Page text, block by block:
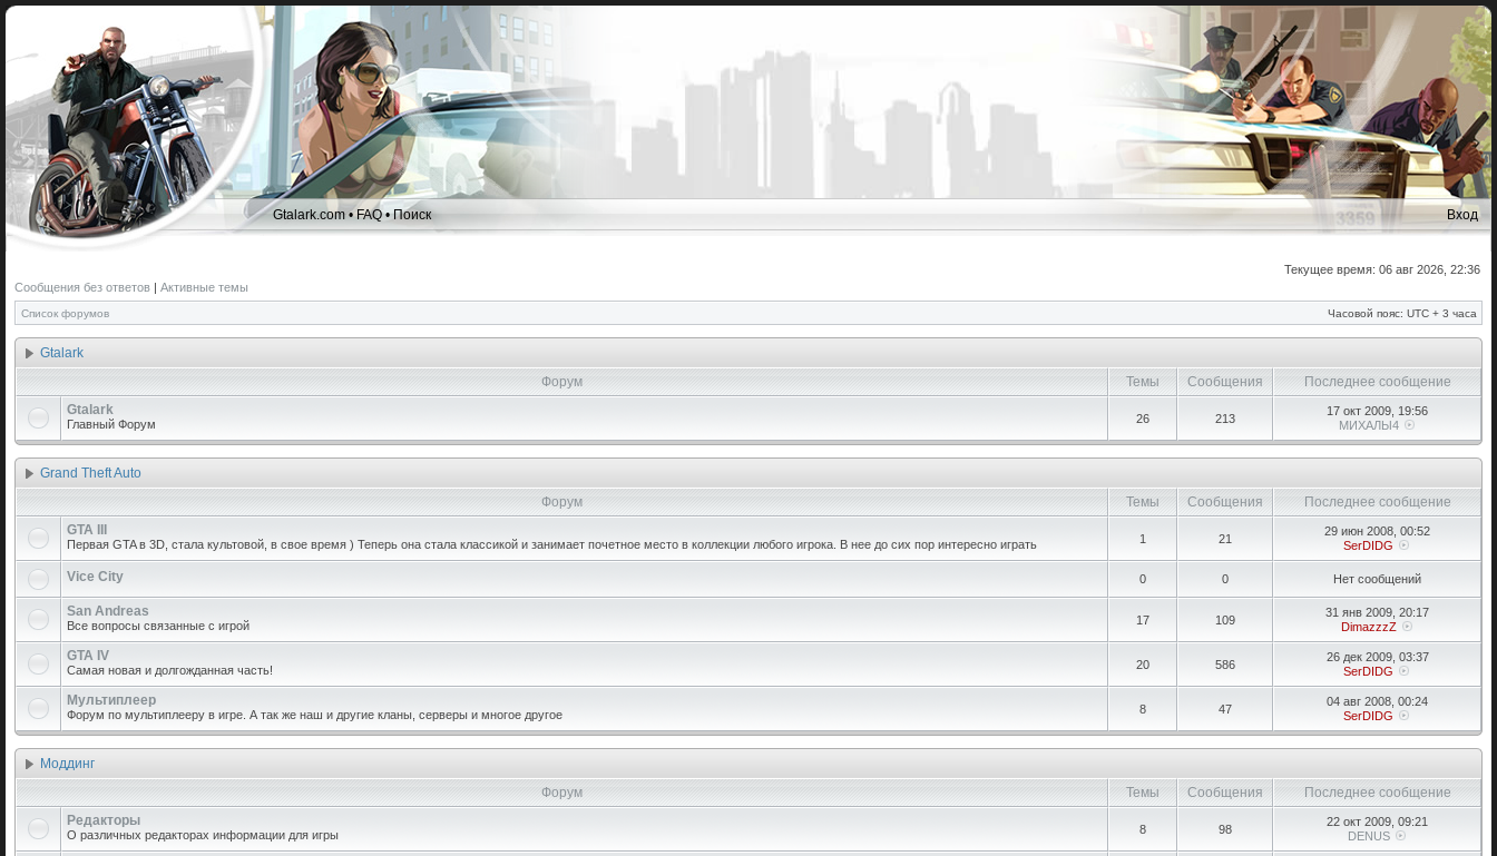
Gtalark.com •FAQ•Поиск Вход
Текущее время: 06 авг 2026, 22:36
Сообщения без ответов | Активные темы
Список форумов Часовой пояс: UTC + 3 часа
Gtalark
Форум
Темы Сообщения
Последнее сообщение
Gtalark
Главный Форум 26 213
17 окт 2009, 19:56
МИХАЛЫ4
Grand Theft Auto
Форум
Темы Сообщения
Последнее сообщение
GTA III
Первая GTA в 3D, стала культовой, в свое время ) Теперь она стала классикой и занимает почетное место в коллекции любого игрока. В нее до сих пор интересно играть 1 21
29 июн 2008, 00:52
SerDIDG
Vice City 0 0 Нет сообщений
San Andreas
Все вопросы связанные с игрой 17 109
31 янв 2009, 20:17
DimazzzZ
GTA IV
Самая новая и долгожданная часть! 20 586
26 дек 2009, 03:37
SerDIDG
Мультиплеер
Форум по мультиплееру в игре. А так же наш и другие кланы, серверы и многое другое 8 47
04 авг 2008, 00:24
SerDIDG
Моддинг
Форум
Темы Сообщения
Последнее сообщение
Редакторы
О различных редакторах информации для игры 8 98
22 окт 2009, 09:21
DENUS